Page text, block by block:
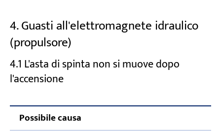
4. Guasti all'elettromagnete idraulico
(propulsore)
4.1 L'asta di spinta non si muove dopo
l'accensione
Possibile causa